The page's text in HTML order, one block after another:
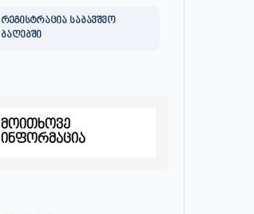
რეგისტრაცია საბავშვო
ბაღებში
მოითხოვე
ინფორმაცია